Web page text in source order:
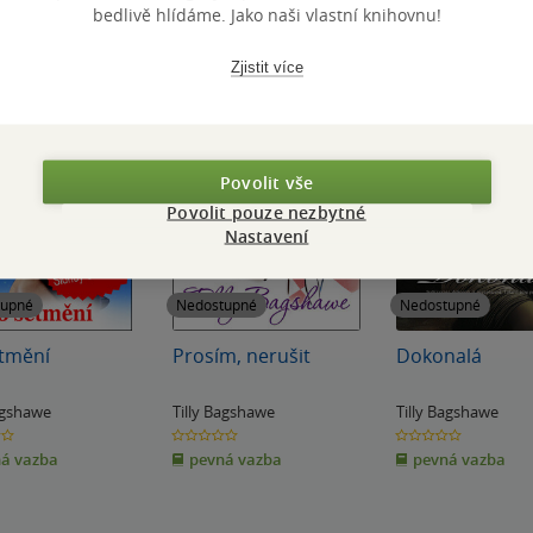
vazba
Nedostupné
Prosím, nerušit
Tilly Bagshawe
0.0
z
5
hvězdiček
pevná vazba
Nedostupné
Dokonalá
Tilly Bagshawe
0.0
z
5
hvězdiček
pevná vazba
bedlivě hlídáme. Jako naši vlastní knihovnu!
Zjistit více
Povolit vše
Povolit pouze nezbytné
Nastavení